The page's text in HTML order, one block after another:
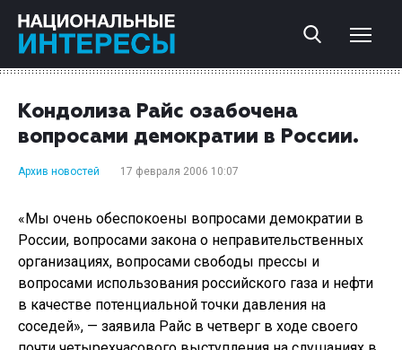
Кондолиза Райс озабочена
вопросами демократии в России.
Архив новостей 17 февраля 2006 10:07
«Мы очень обеспокоены вопросами демократии в
России, вопросами закона о неправительственных
организациях, вопросами свободы прессы и
вопросами использования российского газа и нефти
в качестве потенциальной точки давления на
соседей», — заявила Райс в четверг в ходе своего